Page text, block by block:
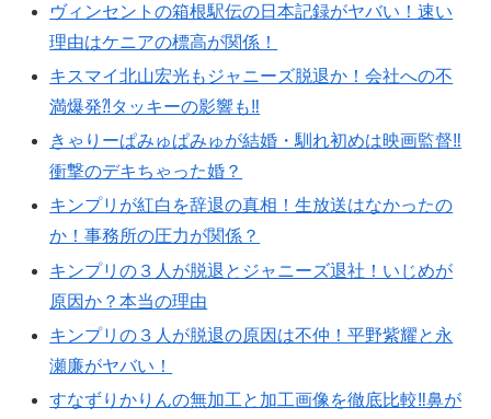
ヴィンセントの箱根駅伝の日本記録がヤバい！速い
理由はケニアの標高が関係！
キスマイ北山宏光もジャニーズ脱退か！会社への不
満爆発⁈タッキーの影響も‼︎
きゃりーぱみゅぱみゅが結婚・馴れ初めは映画監督‼︎
衝撃のデキちゃった婚？
キンプリが紅白を辞退の真相！生放送はなかったの
か！事務所の圧力が関係？
キンプリの３人が脱退とジャニーズ退社！いじめが
原因か？本当の理由
キンプリの３人が脱退の原因は不仲！平野紫耀と永
瀬廉がヤバい！
すなずりかりんの無加工と加工画像を徹底比較‼︎鼻が